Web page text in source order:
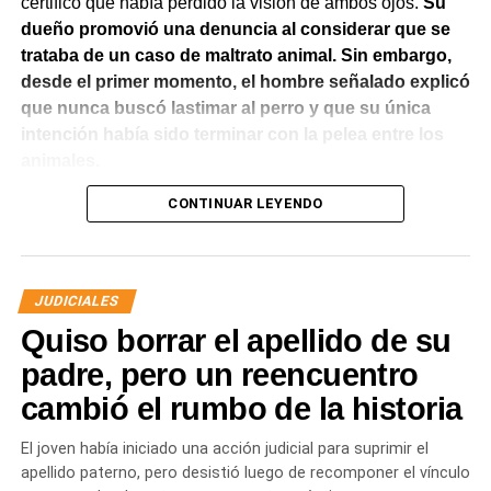
dueño promovió una denuncia al considerar que se
trataba de un caso de maltrato animal. Sin embargo,
desde el primer momento, el hombre señalado explicó
que nunca buscó lastimar al perro y que su única
intención había sido terminar con la pelea entre los
El Juzgado de Paz analizó el caso y resolvió desestimar
que los hechos no configuraban la contravención de
maltrato animal prevista en el Código Contravencional.
La sentencia destacó que esa figura exige una conducta
dolosa, es decir, la voluntad de provocar daño al animal.
En este caso, la magistrada entendió que del propio
relato del denunciante surgía que el hombre actuó para
separar a los perros y no con el propósito de herir al
border collie. La lesión fue consecuencia del intento de
CONTINUAR LEYENDO
JUDICIALES
Quiso borrar el apellido de su
padre, pero un reencuentro
cambió el rumbo de la historia
El joven había iniciado una acción judicial para suprimir el
apellido paterno, pero desistió luego de recomponer el vínculo